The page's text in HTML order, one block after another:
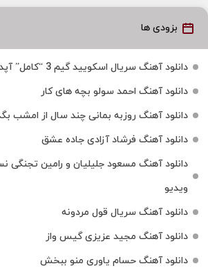
بزودی ها
دانلود آهنگ سریال اسکویید گیم 3 “کامل” آپدیت 2025
دانلود آهنگ احمد سولو بچه های کار
دانلود آهنگ روزبه بمانی چند سال از امشب
دانلود آهنگ فرشاد آزادی جاده عشق
ویدیو
دانلود آهنگ سریال قول مردونه
دانلود آهنگ مجید عزیزی گیس واز
دانلود آهنگ حسام یاوری منو ببخش